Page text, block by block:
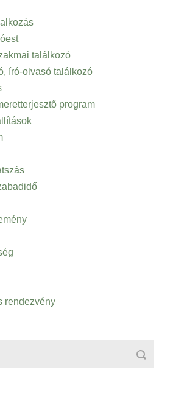
találkozó
író-olvasó találkozó
program
rendezvény